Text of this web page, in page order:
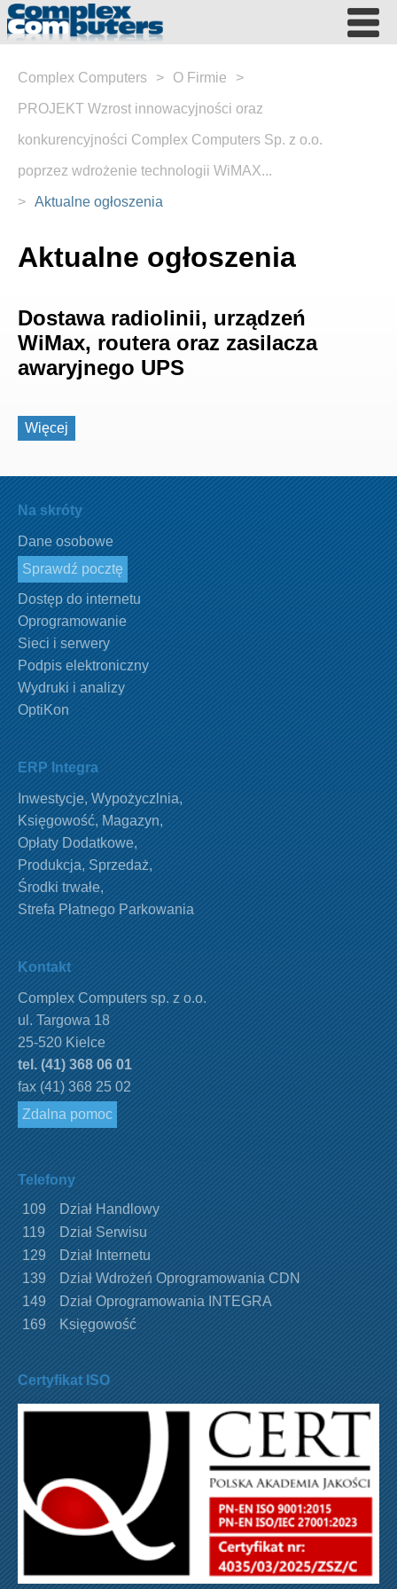
Complex Computers > O Firmie >
PROJEKT Wzrost innowacyjności oraz
konkurencyjności Complex Computers Sp. z o.o.
poprzez wdrożenie technologii WiMAX...
> Aktualne ogłoszenia
Aktualne ogłoszenia
Dostawa radiolinii, urządzeń
WiMax, routera oraz zasilacza
awaryjnego UPS
Więcej
Na skróty
Dane osobowe
Sprawdź pocztę
Dostęp do internetu
Oprogramowanie
Sieci i serwery
Podpis elektroniczny
Wydruki i analizy
OptiKon
ERP Integra
Inwestycje, Wypożyczlnia,
Księgowość, Magazyn,
Opłaty Dodatkowe,
Produkcja, Sprzedaż,
Środki trwałe,
Strefa Płatnego Parkowania
Kontakt
Complex Computers sp. z o.o.
ul. Targowa 18
25-520 Kielce
tel. (41) 368 06 01
fax (41) 368 25 02
Zdalna pomoc
Telefony
109
Dział Handlowy
119
Dział Serwisu
129
Dział Internetu
139
Dział Wdrożeń Oprogramowania CDN
149
Dział Oprogramowania INTEGRA
169
Księgowość
Certyfikat ISO